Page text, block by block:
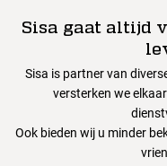
Sisa gaat altijd
Sisa is partner van
versterken we
Ook bieden wij u minder